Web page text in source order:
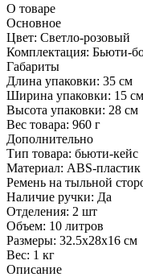
О товаре
Основное
Цвет: Светло-розовый
Комплектация: Бьюти-
Габариты
Длина упаковки: 35 см
Ширина упаковки: 15 см
Высота упаковки: 28 см
Вес товара: 960 г
Дополнительно
Тип товара: бьюти-кейс
Материал: ABS-пластик
Ремень на тыльной
Наличие ручки: Да
Отделения: 2 шт
Объем: 10 литров
Размеры: 32.5x28x16 см
Вес: 1 кг
Описание